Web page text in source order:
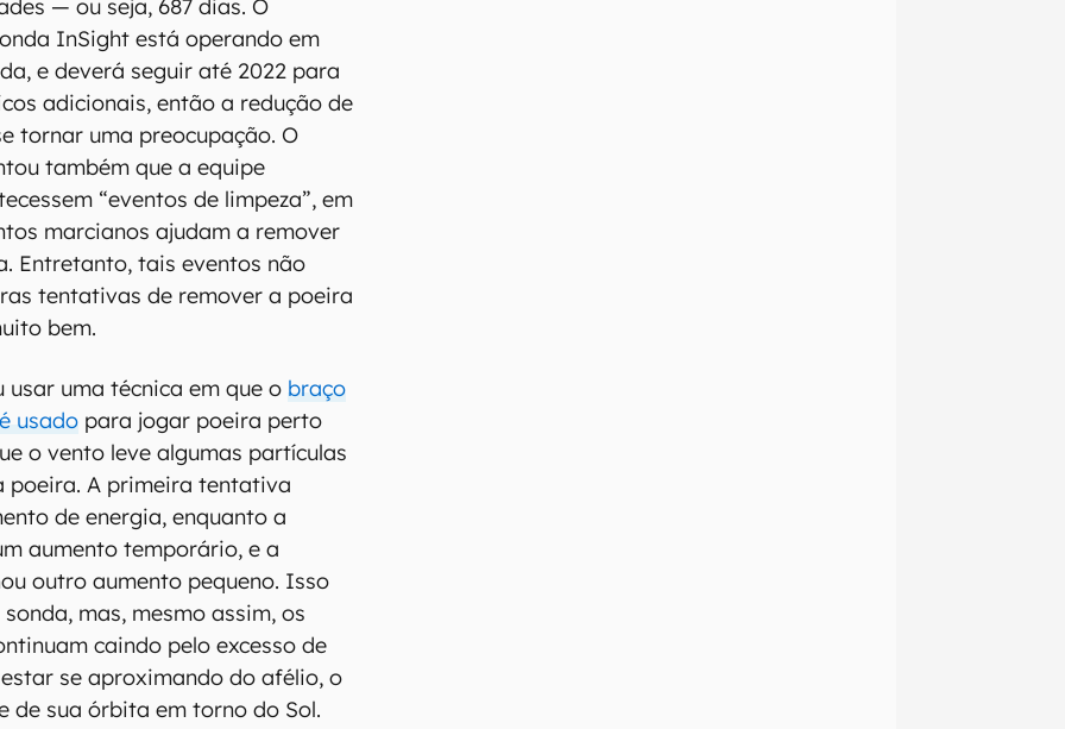
— ou seja, 687 dias. O
InSight está operando em
e deverá seguir até 2022 para
adicionais, então a redução de
tornar uma preocupação. O
também que a equipe
“eventos de limpeza”, em
marcianos ajudam a remover
Entretanto, tais eventos não
tentativas de remover a poeira
bem.
uma técnica em que o braço
usado para jogar poeira perto
o vento leve algumas partículas
poeira. A primeira tentativa
de energia, enquanto a
aumento temporário, e a
outro aumento pequeno. Isso
mas, mesmo assim, os
caindo pelo excesso de
se aproximando do afélio, o
de sua órbita em torno do Sol.